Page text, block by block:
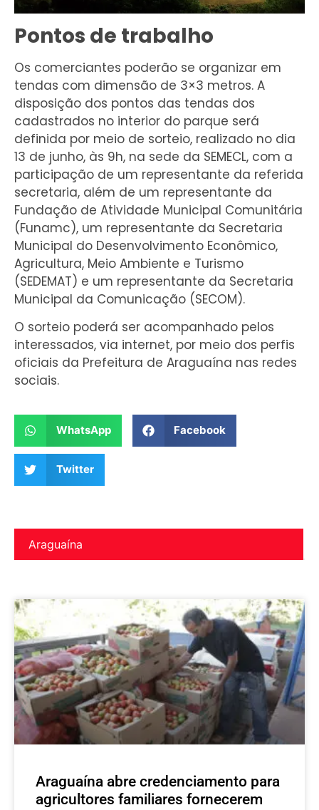
Pontos de trabalho
Os comerciantes poderão se organizar em
tendas com dimensão de 3×3 metros. A
disposição dos pontos das tendas dos
cadastrados no interior do parque será
definida por meio de sorteio, realizado no dia
13 de junho, às 9h, na sede da SEMECL, com a
participação de um representante da referida
secretaria, além de um representante da
Fundação de Atividade Municipal Comunitária
(Funamc), um representante da Secretaria
Municipal do Desenvolvimento Econômico,
Agricultura, Meio Ambiente e Turismo
(SEDEMAT) e um representante da Secretaria
Municipal da Comunicação (SECOM).
O sorteio poderá ser acompanhado pelos
interessados, via internet, por meio dos perfis
oficiais da Prefeitura de Araguaína nas redes
sociais.
WhatsApp Facebook
Twitter
Araguaína
Araguaína abre credenciamento para
agricultores familiares fornecerem